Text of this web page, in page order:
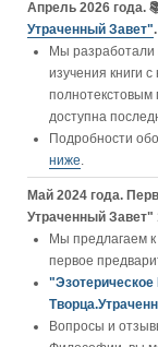
Апрель 2026 года.
Утраченный Завет".
Мы разработали
изучения книги
доступна
Подробности
ниже.
Май 2024 года.
Утраченный Завет"
Мы предлагаем
первое
Вопросы и